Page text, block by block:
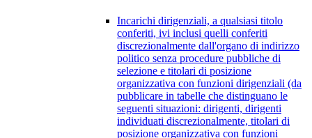
Incarichi dirigenziali, a qualsiasi titolo
conferiti, ivi inclusi quelli conferiti
discrezionalmente dall'organo di indirizzo
politico senza procedure pubbliche di
selezione e titolari di posizione
organizzativa con funzioni dirigenziali (da
pubblicare in tabelle che distinguano le
seguenti situazioni: dirigenti, dirigenti
individuati discrezionalmente, titolari di
posizione organizzativa con funzioni